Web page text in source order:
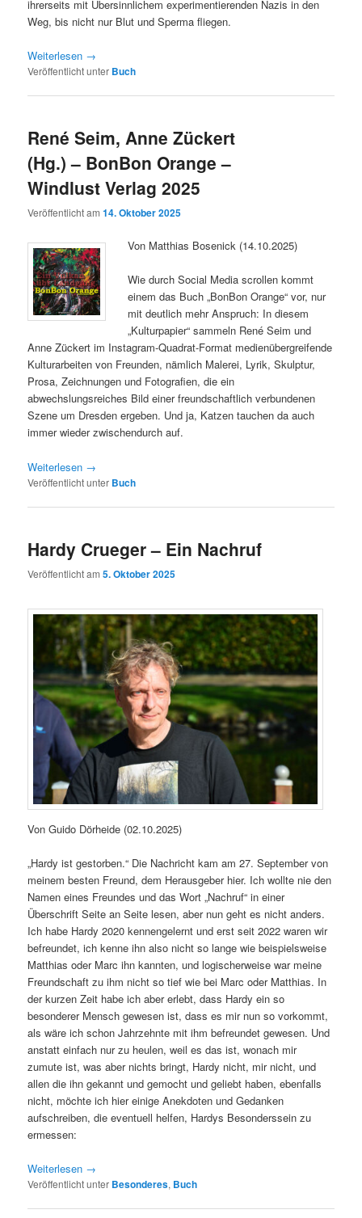
ihrerseits mit Übersinnlichem experimentierenden Nazis in den
Weg, bis nicht nur Blut und Sperma fliegen.
Weiterlesen →
Veröffentlicht unter Buch
René Seim, Anne Zückert
(Hg.) – BonBon Orange –
Windlust Verlag 2025
Veröffentlicht am14. Oktober 2025
Von Matthias Bosenick (14.10.2025)
Wie durch Social Media scrollen kommt
einem das Buch „BonBon Orange“ vor, nur
mit deutlich mehr Anspruch: In diesem
„Kulturpapier“ sammeln René Seim und
Anne Zückert im Instagram-Quadrat-Format medienübergreifende
Kulturarbeiten von Freunden, nämlich Malerei, Lyrik, Skulptur,
Prosa, Zeichnungen und Fotografien, die ein
abwechslungsreiches Bild einer freundschaftlich verbundenen
Szene um Dresden ergeben. Und ja, Katzen tauchen da auch
immer wieder zwischendurch auf.
Weiterlesen →
Veröffentlicht unter Buch
Hardy Crueger – Ein Nachruf
Veröffentlicht am5. Oktober 2025
Von Guido Dörheide (02.10.2025)
„Hardy ist gestorben.“ Die Nachricht kam am 27. September von
meinem besten Freund, dem Herausgeber hier. Ich wollte nie den
Namen eines Freundes und das Wort „Nachruf“ in einer
Überschrift Seite an Seite lesen, aber nun geht es nicht anders.
Ich habe Hardy 2020 kennengelernt und erst seit 2022 waren wir
befreundet, ich kenne ihn also nicht so lange wie beispielsweise
Matthias oder Marc ihn kannten, und logischerweise war meine
Freundschaft zu ihm nicht so tief wie bei Marc oder Matthias. In
der kurzen Zeit habe ich aber erlebt, dass Hardy ein so
besonderer Mensch gewesen ist, dass es mir nun so vorkommt,
als wäre ich schon Jahrzehnte mit ihm befreundet gewesen. Und
anstatt einfach nur zu heulen, weil es das ist, wonach mir
zumute ist, was aber nichts bringt, Hardy nicht, mir nicht, und
allen die ihn gekannt und gemocht und geliebt haben, ebenfalls
nicht, möchte ich hier einige Anekdoten und Gedanken
aufschreiben, die eventuell helfen, Hardys Besonderssein zu
ermessen:
Weiterlesen →
Veröffentlicht unter Besonderes, Buch